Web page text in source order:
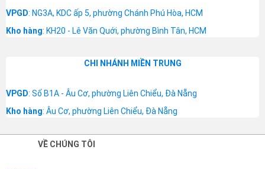
VPGD: NG3A, KDC ấp 5, phường Chánh Phú Hòa, HCM
Kho hàng: KH20 - Lê Văn Quới, phường Bình Tân, HCM
CHI NHÁNH MIỀN TRUNG
VPGD: Số B1A - Âu Cơ, phường Liên Chiểu, Đà Nẵng
Kho hàng: Âu Cơ, phường Liên Chiểu, Đà Nẵng
VỀ CHÚNG TÔI